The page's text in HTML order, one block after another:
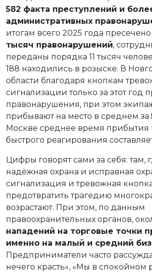
582 факта преступлений и
административных
итогам всего 2025 года пресечено
тысяч правонарушений,
переданы порядка 11 тысяч
188 находились в розыске. В
области благодаря кнопкам
сигнализации только за этот год
правонарушения, при этом
прибывают на место в среднем за
Москве среднее время прибытия
быстрого реагирования
Цифры говорят сами за себя: там,
надёжная охрана и исправная
сигнализация и тревожная
предотвратить трагедию
возрастают. При этом, по данным
правоохранительных органов,
нападений на торговые точки
именно на малый и средний
Предприниматели часто
нечего красть», «Мы в спокойном